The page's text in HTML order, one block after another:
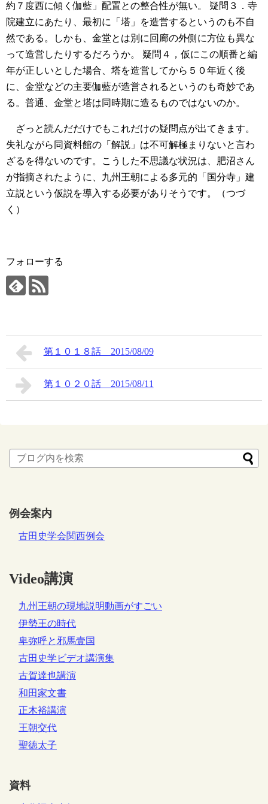
約７度西に傾く伽藍」配置との整合性が無い。
疑問３．寺
院建立にあたり、最初に「塔」を造営するというのも不自
然である。しかも、金堂とは別に回廊の外側に方位も異な
って造営したりするだろうか。
疑問４，仮にこの順番と編
年が正しいとした場合、塔を造営してから５０年近く後
に、金堂などの主要伽藍が造営されるというのも奇妙であ
る。普通、金堂と塔は同時期に造るものではないのか。
ざっと読んだだけでもこれだけの疑問点が出てきます。
失礼ながら同資料館の「解説」は不可解極まりないと言わ
ざるを得ないのです。こうした不思議な状況は、肥沼さん
が指摘されたように、九州王朝による多元的「国分寺」建
立説という仮説を導入する必要がありそうです。（つづ
く）
フォローする
第１０１８話 2015/08/09
第１０２０話 2015/08/11
例会案内
古田史学会関西例会
Video講演
九州王朝の現地説明動画がすごい
伊勢王の時代
卑弥呼と邪馬壹国
古田史学ビデオ講演集
古賀達也講演
和田家文書
正木裕講演
王朝交代
聖徳太子
資料